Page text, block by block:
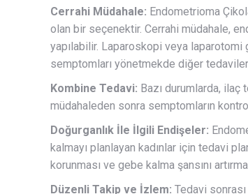
Cerrahi Müdahale: Endometrioma
olan bir seçenektir. Cerrahi müdahale,
yapılabilir. Laparoskopi veya
semptomları yönetmekde diğer
Kombine Tedavi: Bazı durumlarda,
müdahaleden sonra semptomların
Doğurganlık İle İlgili Endişeler:
kalmayı planlayan kadınlar için tedavi
korunması ve gebe kalma şansını
Düzenli Takip ve İzlem: Tedavi